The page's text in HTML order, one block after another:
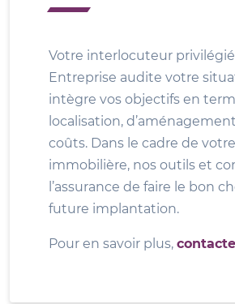
Votre interlocuteur
Entreprise audite votre
intègre vos objectifs en
localisation,
coûts. Dans le cadre de
immobilière, nos outils et
l’assurance de faire le bon
future implantation.
Pour en savoir plus,